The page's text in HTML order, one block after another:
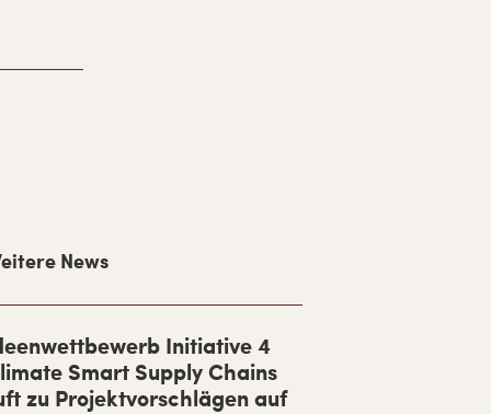
News
Initiative 4
Smart Supply Chains
zu Projektvorschlägen auf